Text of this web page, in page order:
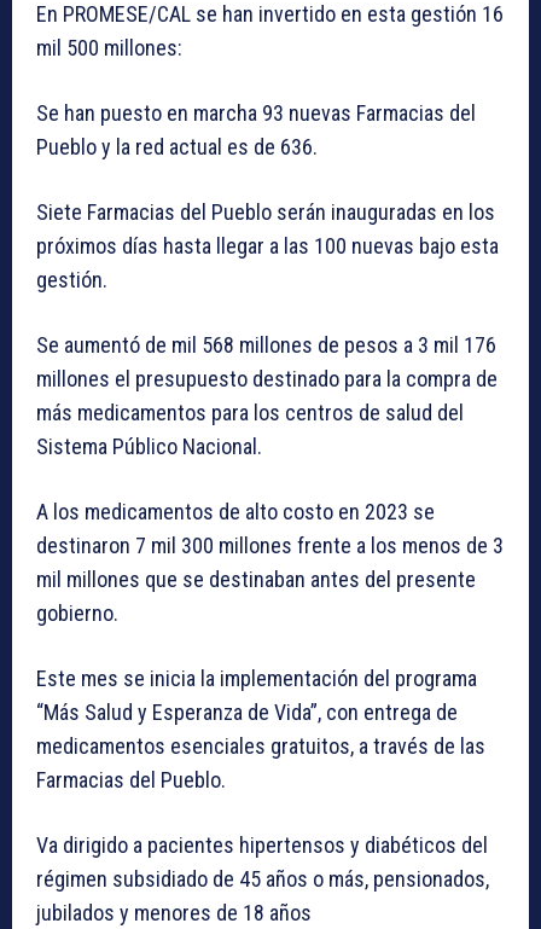
En PROMESE/CAL se han invertido en esta gestión 16
mil 500 millones:
Se han puesto en marcha 93 nuevas Farmacias del
Pueblo y la red actual es de 636.
Siete Farmacias del Pueblo serán inauguradas en los
próximos días hasta llegar a las 100 nuevas bajo esta
gestión.
Se aumentó de mil 568 millones de pesos a 3 mil 176
millones el presupuesto destinado para la compra de
más medicamentos para los centros de salud del
Sistema Público Nacional.
A los medicamentos de alto costo en 2023 se
destinaron 7 mil 300 millones frente a los menos de 3
mil millones que se destinaban antes del presente
gobierno.
Este mes se inicia la implementación del programa
“Más Salud y Esperanza de Vida”, con entrega de
medicamentos esenciales gratuitos, a través de las
Farmacias del Pueblo.
Va dirigido a pacientes hipertensos y diabéticos del
régimen subsidiado de 45 años o más, pensionados,
jubilados y menores de 18 años